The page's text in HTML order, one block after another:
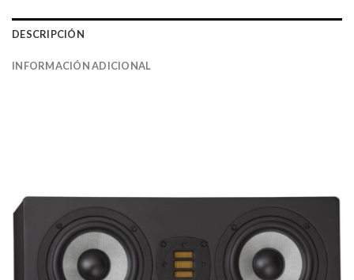
DESCRIPCIÓN
INFORMACIÓN ADICIONAL